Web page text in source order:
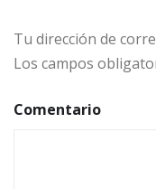
Tu dirección de
Los campos
Comentario